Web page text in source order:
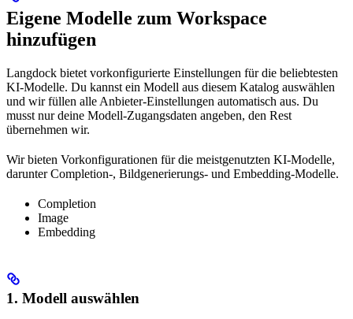
Eigene Modelle zum Workspace
hinzufügen
Langdock bietet vorkonfigurierte Einstellungen für die beliebtesten
KI-Modelle. Du kannst ein Modell aus diesem Katalog auswählen
und wir füllen alle Anbieter-Einstellungen automatisch aus. Du
musst nur deine Modell-Zugangsdaten angeben, den Rest
übernehmen wir.
Wir bieten Vorkonfigurationen für die meistgenutzten KI-Modelle,
darunter Completion-, Bildgenerierungs- und Embedding-Modelle.
Completion
Image
Embedding
1. Modell auswählen